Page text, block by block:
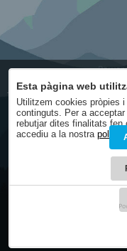
Esta pàgina web
Utilitzem cookies pròpies
continguts. Per a
rebutjar dites finalitats
accediu a la nostra